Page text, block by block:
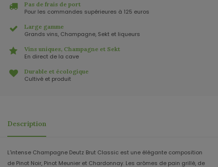
Pas de frais de port
Pour les commandes supérieures à 125 euros
Large gamme
Grands vins, Champagne, Sekt et liqueurs
Vins uniques, Champagne et Sekt
En direct de la cave
Durable et écologique
Cultivé et produit
Description
L'intense Champagne Deutz Brut Classic est une élégante composition
de Pinot Noir, Pinot Meunier et Chardonnay. Les arômes de pain grillé, de